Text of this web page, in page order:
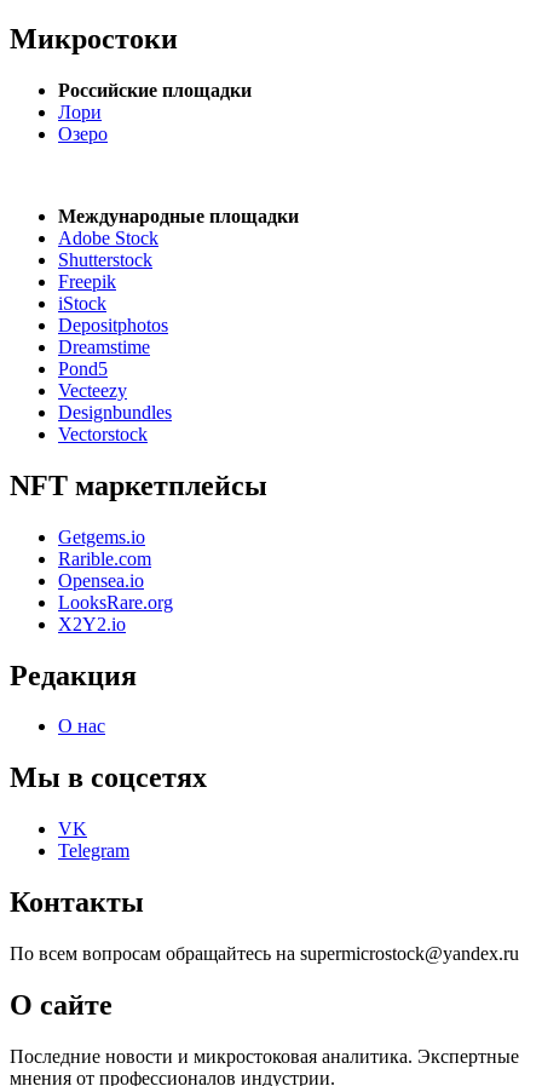
Микростоки
Российские площадки
Лори
Озеро
Международные площадки
Adobe Stock
Shutterstock
Freepik
iStock
Depositphotos
Dreamstime
Pond5
Vecteezy
Designbundles
Vectorstock
NFT маркетплейсы
Getgems.io
Rarible.com
Opensea.io
LooksRare.org
X2Y2.io
Редакция
О нас
Мы в соцсетях
VK
Telegram
Контакты
По всем вопросам обращайтесь на supermicrostock@yandex.ru
О сайте
Последние новости и микростоковая аналитика. Экспертные
мнения от профессионалов индустрии.